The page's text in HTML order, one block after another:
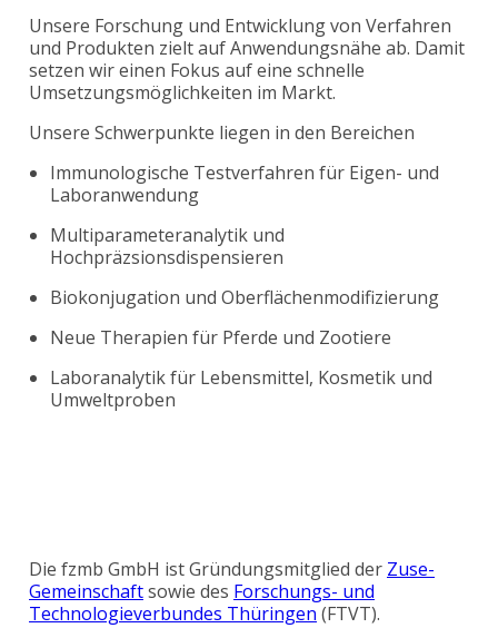
Unsere Forschung und Entwicklung von Verfahren
und Produkten zielt auf Anwendungsnähe ab. Damit
setzen wir einen Fokus auf eine schnelle
Umsetzungsmöglichkeiten im Markt.
Unsere Schwerpunkte liegen in den Bereichen
Immunologische Testverfahren für Eigen- und
Laboranwendung
Multiparameteranalytik und
Hochpräzsionsdispensieren
Biokonjugation und Oberflächenmodifizierung
Neue Therapien für Pferde und Zootiere
Laboranalytik für Lebensmittel, Kosmetik und
Umweltproben
Die fzmb GmbH ist Gründungsmitglied der Zuse-
Gemeinschaftsowie des Forschungs- und
Technologieverbundes Thüringen (FTVT).